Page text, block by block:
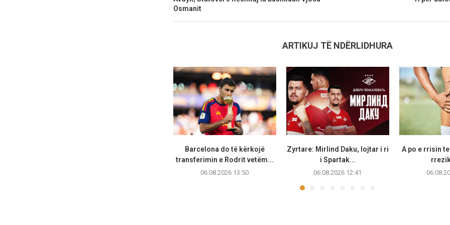
Osmanit
ARTIKUJ TË NDËRLIDHURA
Barcelona do të kërkojë
transferimin e Rodrit vetëm...
06.08.2026 13:50
Zyrtare: Mirlind Daku, lojtar i ri
i Spartak...
06.08.2026 12:41
A po e rrisin